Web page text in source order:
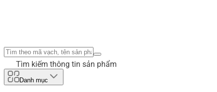
Tìm kiếm thông tin sản phẩm
Danh mục